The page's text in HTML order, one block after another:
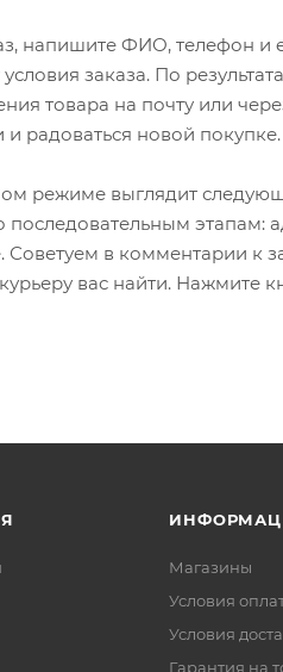
напишите ФИО, телефон и
заказа. По
товара на почту или
и радоваться новой покупке.
режиме выглядит
этапам:
в комментарии к
вас найти. Нажмите
Магазины
Условия
Условия
Гарантия на